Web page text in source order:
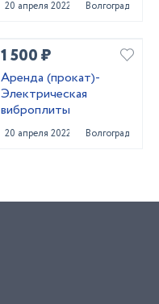
20 апреля 2022 Волгоград
1 500 ₽
Аренда (прокат)-
Электрическая
виброплиты
20 апреля 2022 Волгоград